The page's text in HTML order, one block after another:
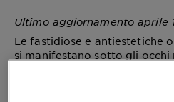
Ultimo aggiornamento aprile
Le fastidiose e antiestetiche
si manifestano sotto gli occhi
anche il potere di influire